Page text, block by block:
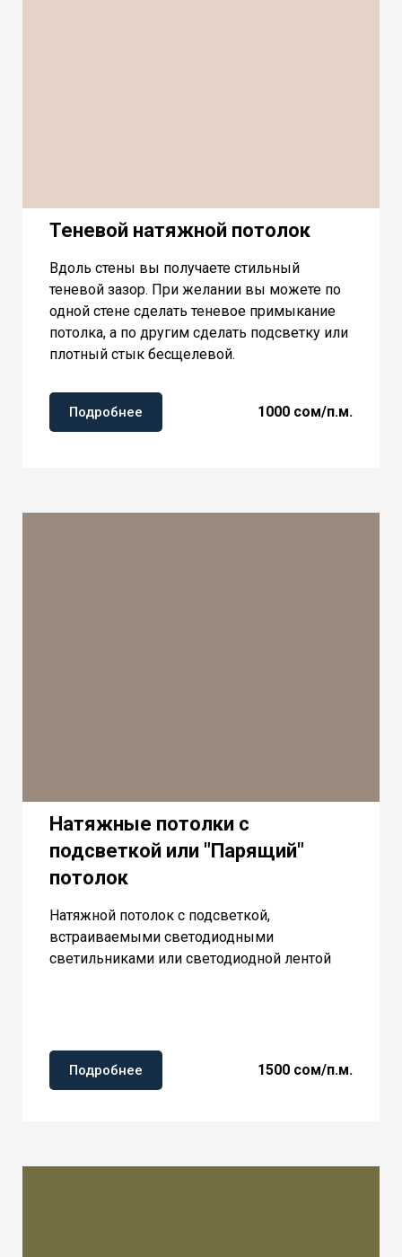
Теневой натяжной потолок
Вдоль стены вы получаете стильный
теневой зазор. При желании вы можете по
одной стене сделать теневое примыкание
потолка, а по другим сделать подсветку или
плотный стык бесщелевой.
Подробнее 1000 сом/п.м.
Натяжные потолки с
подсветкой или "Парящий"
потолок
Натяжной потолок с подсветкой,
встраиваемыми светодиодными
светильниками или светодиодной лентой
Подробнее 1500 сом/п.м.